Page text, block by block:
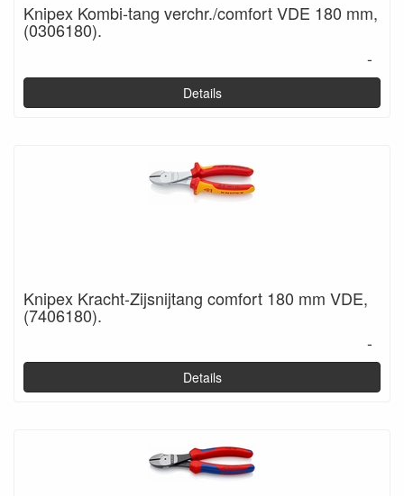
Knipex Kombi-tang verchr./comfort VDE 180 mm,
(0306180).
-
Details
Knipex Kracht-Zijsnijtang comfort 180 mm VDE,
(7406180).
-
Details